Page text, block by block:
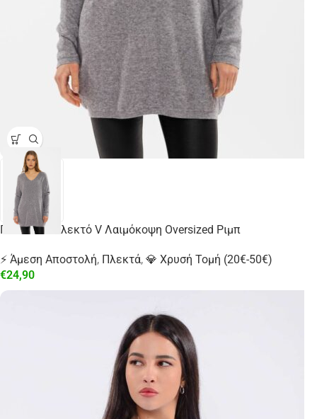
Γυναικείο Πλεκτό V Λαιμόκοψη Oversized Ριμπ
⚡ Άμεση Αποστολή, Πλεκτά, 💎 Χρυσή Τομή (20€-50€)
€24,90